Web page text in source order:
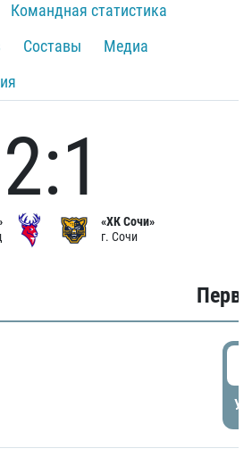
Командная статистика
Составы
Медиа
2:1
«ХК Сочи»
г. Сочи